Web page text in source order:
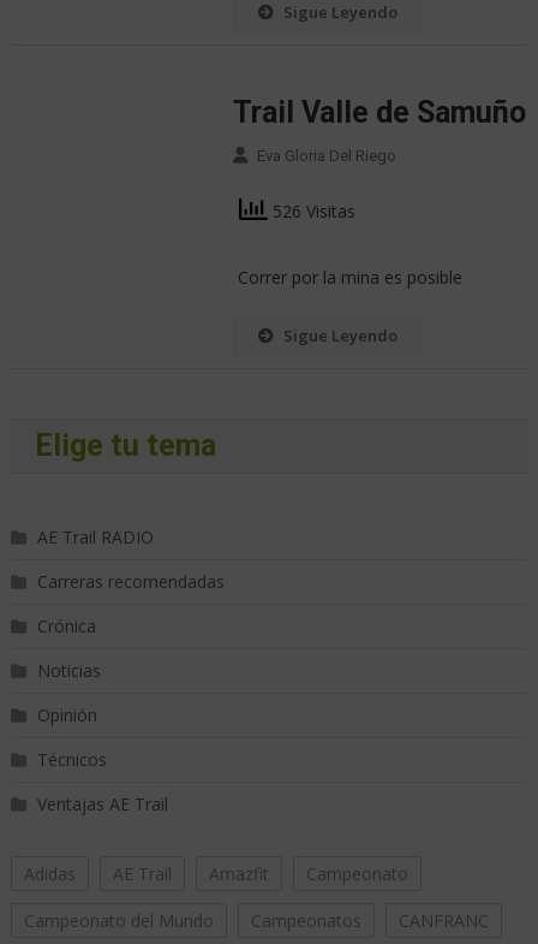
Sigue Leyendo
Trail Valle de Samuño
Eva Gloria Del Riego
526 Visitas
Correr por la mina es posible
Sigue Leyendo
Elige tu tema
AE Trail RADIO
Carreras recomendadas
Crónica
Noticias
Opinión
Técnicos
Ventajas AE Trail
Adidas AE Trail Amazfit Campeonato
Campeonato del Mundo Campeonatos CANFRANC